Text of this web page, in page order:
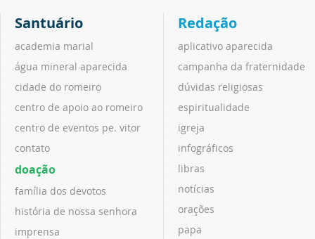
Santuário
academia marial
água mineral aparecida
cidade do romeiro
centro de apoio ao romeiro
centro de eventos pe. vitor
contato
doação
família dos devotos
história de nossa senhora
imprensa
Redação
aplicativo aparecida
campanha da fraternidade
dúvidas religiosas
espiritualidade
igreja
infográficos
libras
notícias
orações
papa